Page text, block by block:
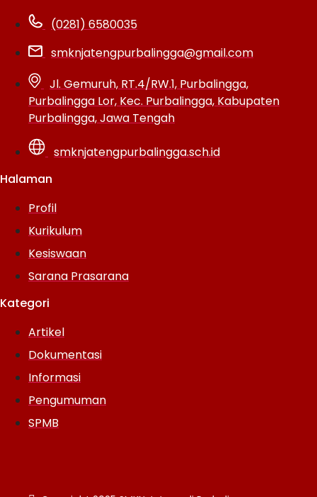
(0281) 6580035
smknjatengpurbalingga@gmail.com
Jl. Gemuruh, RT.4/RW.1, Purbalingga,
Purbalingga Lor, Kec. Purbalingga, Kabupaten
Purbalingga, Jawa Tengah
smknjatengpurbalingga.sch.id
Halaman
Profil
Kurikulum
Kesiswaan
Sarana Prasarana
Kategori
Artikel
Dokumentasi
Informasi
Pengumuman
SPMB